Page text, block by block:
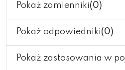
Pokaż zamienniki(0)
Pokaż odpowiedniki(0)
Pokaż zastosowania w